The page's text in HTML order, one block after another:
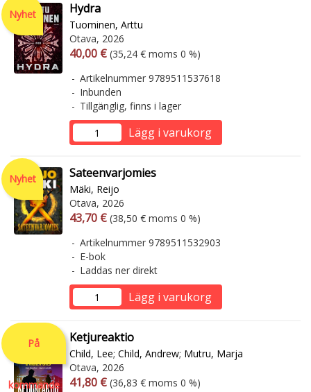
Nyhet Hydra
Tuominen, Arttu
Otava, 2026
Arvonlisäverollinen hinta
40,00 € Arvonlisäveroton hinta
(35,24 € moms 0 %)
Artikelnummer 9789511537618
Inbunden
Tillgänglig, finns i lager
Lägg i varukorg
Nyhet Sateenvarjomies
Mäki, Reijo
Otava, 2026
Arvonlisäverollinen hinta
43,70 € Arvonlisäveroton hinta
(38,50 € moms 0 %)
Artikelnummer 9789511532903
E-bok
Laddas ner direkt
Lägg i varukorg
På
kommande
Ketjureaktio
Child, Lee; Child, Andrew; Mutru, Marja
Otava, 2026
Arvonlisäverollinen hinta
41,80 € Arvonlisäveroton hinta
(36,83 € moms 0 %)